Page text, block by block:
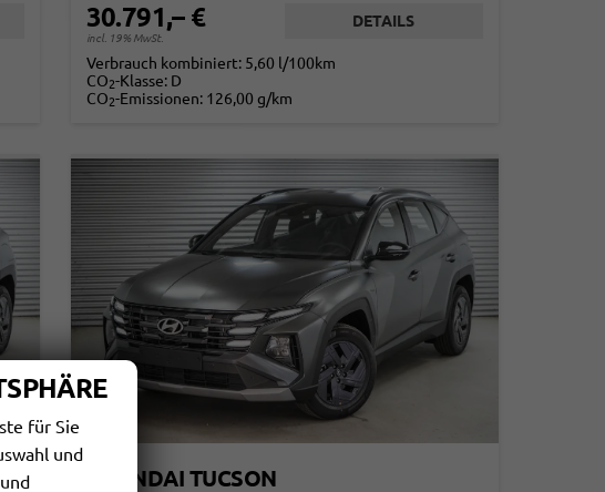
30.791,– €
incl. 19% MwSt.
DETAILS
Verbrauch kombiniert: 5,60 l/100km
CO2-Klasse: D
CO2-Emissionen: 126,00 g/km
HYUNDAI TUCSON
für Sie
und